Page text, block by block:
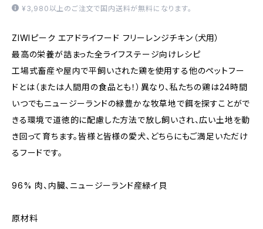
¥3,980以上のご注文で国内送料が無料になります。
ZIWIピーク エアドライフード フリーレンジチキン（犬用）
最高の栄養が詰まった全ライフステージ向けレシピ
工場式畜産や屋内で平飼いされた鶏を使用する他のペットフー
ドとは（または人間用の食品とも！）異なり、私たちの鶏は24時間
いつでもニュージーランドの緑豊かな牧草地で餌を探すことがで
きる環境で道徳的に配慮した方法で放し飼いされ、広い土地を動
き回って育ちます。皆様と皆様の愛犬、どちらにもご満足いただけ
るフードです。
96% 肉、内臓、ニュージーランド産緑イ貝
原材料